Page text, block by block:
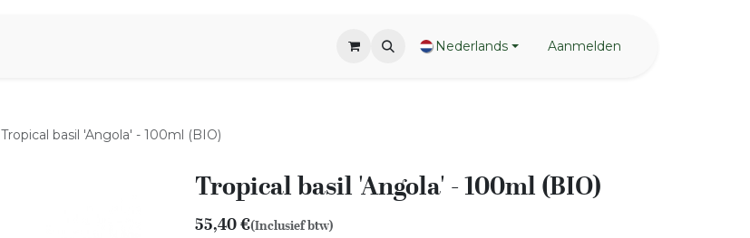
Nederlands Aanmelden
Tropical basil 'Angola' - 100ml (BIO)
Tropical basil 'Angola' - 100ml (BIO)
55,40€(Inclusief btw)